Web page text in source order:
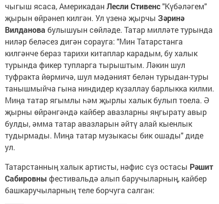
чыгыш ясаса, Америкадан Лесли Стивенс"Күбәләгем"
җырын өйрәнеп килгән. Ул үзенә җырчы Зәринә
Вилданова булышуын сөйләде. Татар милләте турында
ниләр беләсез дигән сорауга: "Мин Татарстанга
килгәнче бераз тарихи китаплар карадым, бу халык
турында фикер тупларга тырыштым. Ләкин шул
туфракта йөрмичә, шул мәдәният белән турыдан-туры
танышмыйча гына ниндидер күзаллау барлыкка килми.
Миңа татар ягымлы һәм җырлы халык булып тоела. Ә
җырны өйрәнгәндә кайбер авазларны яңгырату авыр
булды, әмма татар авазларын әйтү алай кыенлык
тудырмады. Миңа татар музыкасы бик ошады" диде
ул.
Татарстанның халык артисты, нәфис сүз остасы Рәшит
Сабировны фестивальдә алып баручыларның, кайбер
башкаручыларның теле борчуга салган: